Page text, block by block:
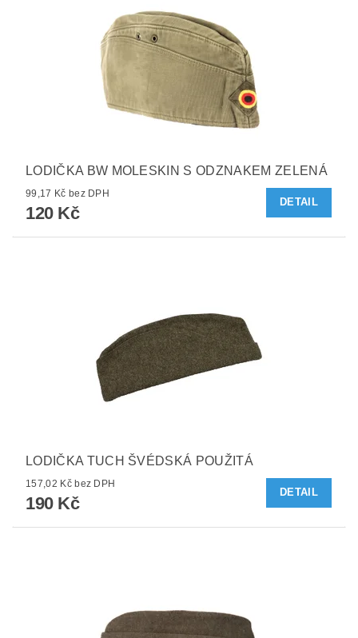
LODIČKA BW MOLESKIN S ODZNAKEM ZELENÁ
99,17 Kč bez DPH
120 Kč
DETAIL
LODIČKA TUCH ŠVÉDSKÁ POUŽITÁ
157,02 Kč bez DPH
190 Kč
DETAIL